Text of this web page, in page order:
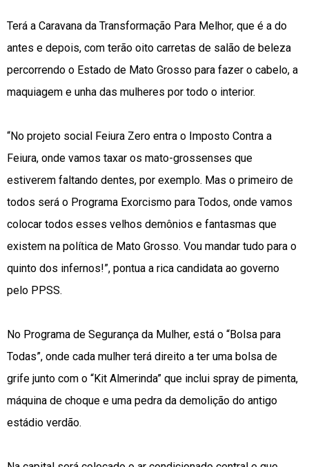
Terá a Caravana da Transformação Para Melhor, que é a do
antes e depois, com terão oito carretas de salão de beleza
percorrendo o Estado de Mato Grosso para fazer o cabelo, a
maquiagem e unha das mulheres por todo o interior.
“No projeto social Feiura Zero entra o Imposto Contra a
Feiura, onde vamos taxar os mato-grossenses que
estiverem faltando dentes, por exemplo. Mas o primeiro de
todos será o Programa Exorcismo para Todos, onde vamos
colocar todos esses velhos demônios e fantasmas que
existem na política de Mato Grosso. Vou mandar tudo para o
quinto dos infernos!”, pontua a rica candidata ao governo
pelo PPSS.
No Programa de Segurança da Mulher, está o “Bolsa para
Todas”, onde cada mulher terá direito a ter uma bolsa de
grife junto com o “Kit Almerinda” que inclui spray de pimenta,
máquina de choque e uma pedra da demolição do antigo
estádio verdão.